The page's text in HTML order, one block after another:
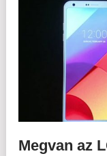
Megvan az